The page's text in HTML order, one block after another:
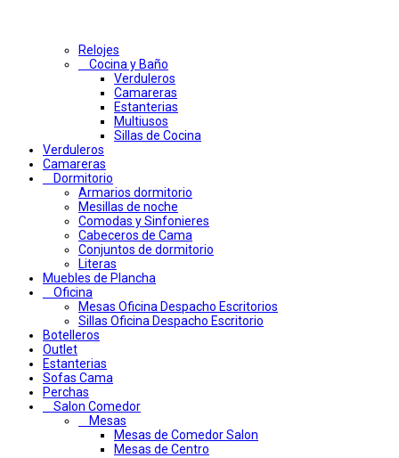
Relojes
Cocina y Baño
Verduleros
Camareras
Estanterias
Multiusos
Sillas de Cocina
Verduleros
Camareras
Dormitorio
Armarios dormitorio
Mesillas de noche
Comodas y Sinfonieres
Cabeceros de Cama
Conjuntos de dormitorio
Literas
Muebles de Plancha
Oficina
Mesas Oficina Despacho Escritorios
Sillas Oficina Despacho Escritorio
Botelleros
Outlet
Estanterias
Sofas Cama
Perchas
Salon Comedor
Mesas
Mesas de Comedor Salon
Mesas de Centro